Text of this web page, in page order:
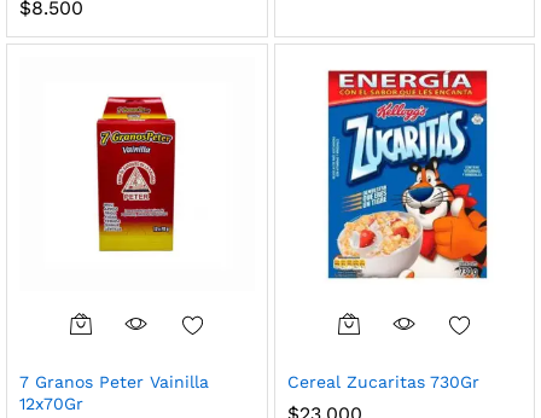
$8.500
7 Granos Peter Vainilla
12x70Gr
Cereal Zucaritas 730Gr